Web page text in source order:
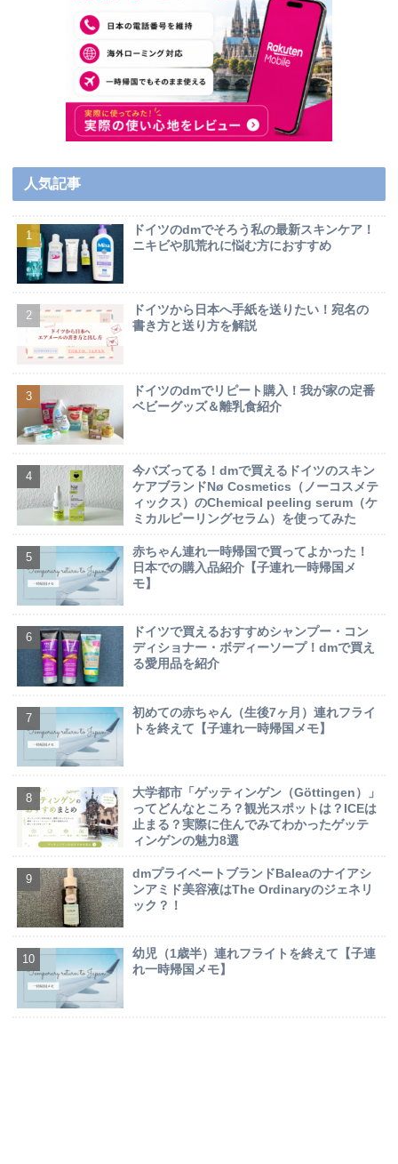
人気記事
ドイツのdmでそろう私の最新スキンケア！
ニキビや肌荒れに悩む方におすすめ
ドイツから日本へ手紙を送りたい！宛名の
書き方と送り方を解説
ドイツのdmでリピート購入！我が家の定番
ベビーグッズ＆離乳食紹介
今バズってる！dmで買えるドイツのスキン
ケアブランドNø Cosmetics（ノーコスメテ
ィックス）のChemical peeling serum（ケ
ミカルピーリングセラム）を使ってみた
赤ちゃん連れ一時帰国で買ってよかった！
日本での購入品紹介【子連れ一時帰国メ
モ】
ドイツで買えるおすすめシャンプー・コン
ディショナー・ボディーソープ！dmで買え
る愛用品を紹介
初めての赤ちゃん（生後7ヶ月）連れフライ
トを終えて【子連れ一時帰国メモ】
大学都市「ゲッティンゲン（Göttingen）」
ってどんなところ？観光スポットは？ICEは
止まる？実際に住んでみてわかったゲッテ
ィンゲンの魅力8選
dmプライベートブランドBaleaのナイアシ
ンアミド美容液はThe Ordinaryのジェネリ
ック？！
幼児（1歳半）連れフライトを終えて【子連
れ一時帰国メモ】